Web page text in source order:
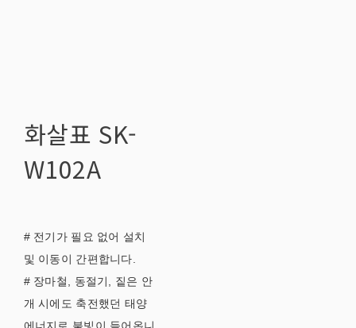
화살표 SK-
W102A
# 전기가 필요 없어 설치
및 이동이 간편합니다.
# 장마철, 동절기, 짙은 안
개 시에도 축전했던 태양
에너지로 불빛이 들어옵니